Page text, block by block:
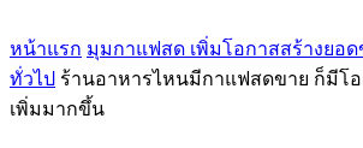
หน้าแรก มุมกาแฟสด เพิ่มโอกาสสร้างยอ
ทั่วไป ร้านอาหารไหนมีกาแฟสดขาย ก็มีโ
เพิ่มมากขึ้น